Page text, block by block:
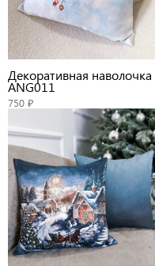
Декоративная наволочка
ANG011
750 ₽